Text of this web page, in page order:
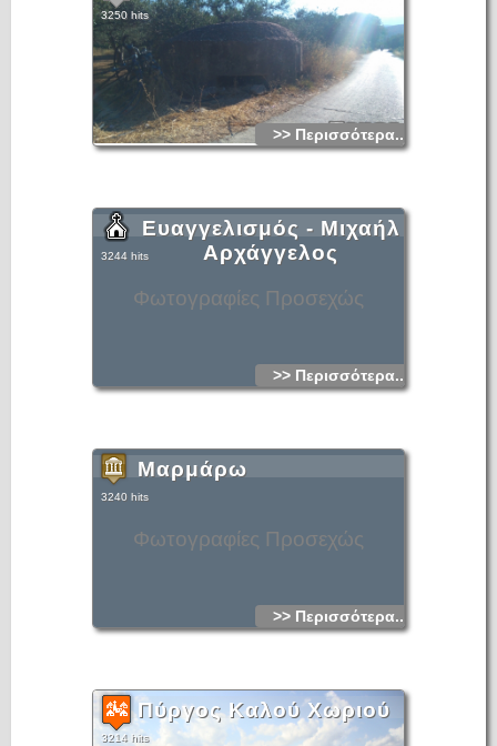
3250 hits
>> Περισσότερα...
Φωτογραφίες Προσεχώς
Ευαγγελισμός - Μιχαήλ
Αρχάγγελος
3244 hits
>> Περισσότερα...
Φωτογραφίες Προσεχώς
Μαρμάρω
3240 hits
>> Περισσότερα...
Πύργος Καλού Χωριού
3214 hits